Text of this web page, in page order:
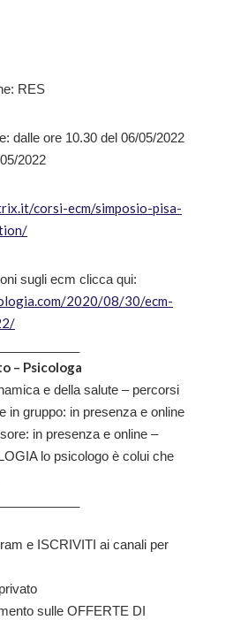
RES
dalle ore 10.30 del 06/05/2022
2022
corsi-ecm/simposio-pisa-
sugli ecm clicca qui:
2020/08/30/ecm-
– Psicologa
e della salute – percorsi
in gruppo: in presenza e online
in presenza e online –
lo psicologo è colui che
e ISCRIVITI ai canali per
sulle OFFERTE DI